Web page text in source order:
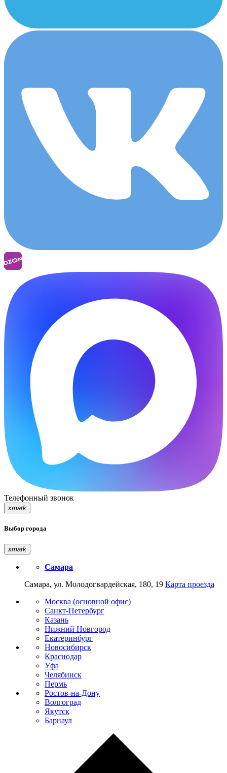
Телефонный звонок
xmark
Выбор города
xmark
Самара
Самара, ул. Молодогвардейская, 180, 19 Карта проезда
Москва (основной офис)
Санкт-Петербург
Казань
Нижний Новгород
Екатеринбург
Новосибирск
Краснодар
Уфа
Челябинск
Пермь
Ростов-на-Дону
Волгоград
Якутск
Барнаул